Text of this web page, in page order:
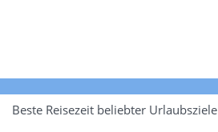
Beste Reisezeit beliebter Urlaubsziele